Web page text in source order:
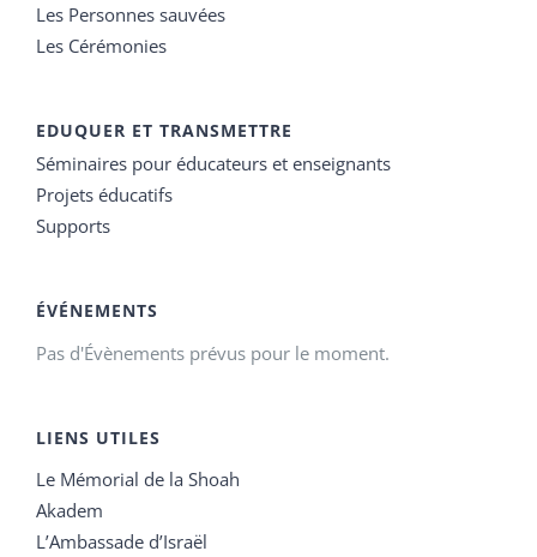
Les Personnes sauvées
Les Cérémonies
EDUQUER ET TRANSMETTRE
Séminaires pour éducateurs et enseignants
Projets éducatifs
Supports
ÉVÉNEMENTS
Pas d'Évènements prévus pour le moment.
LIENS UTILES
Le Mémorial de la Shoah
Akadem
L’Ambassade d’Israël